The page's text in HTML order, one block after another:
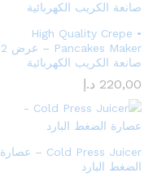
• High Quality Crepe
Pancakes Maker – عرض 2
صانعة الكريب الكهربائية
220,00 د.إ
Cold Press Juicer – عصارة
الضغط البارد